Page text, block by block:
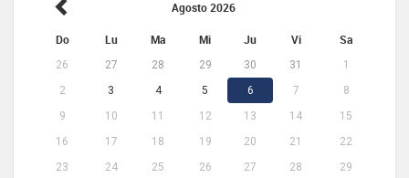
Agosto 2026
Do Lu Ma Mi Ju Vi Sa
26 27 28 29 30 31
1
2
3 4 5 6 7
8
9
10 11 12 13 14
15
16
17 18 19 20 21
22
23
24 25 26 27 28
29